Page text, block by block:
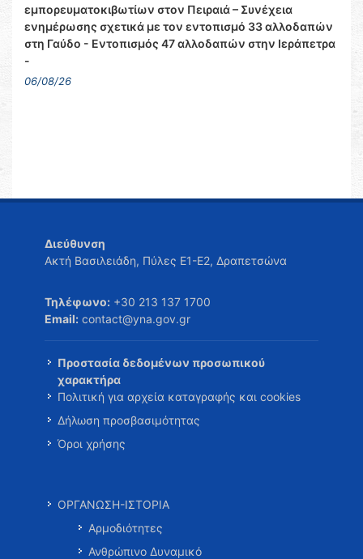
εμπορευματοκιβωτίων στον Πειραιά – Συνέχεια
ενημέρωσης σχετικά με τον εντοπισμό 33 αλλοδαπών
στη Γαύδο - Εντοπισμός 47 αλλοδαπών στην Ιεράπετρα
-
06/08/26
Διεύθυνση
Ακτή Βασιλειάδη, Πύλες Ε1-Ε2, Δραπετσώνα
Τηλέφωνο: +30 213 137 1700
Email: contact@yna.gov.gr
Προστασία δεδομένων προσωπικού
χαρακτήρα
Πολιτική για αρχεία καταγραφής και cookies
Δήλωση προσβασιμότητας
Όροι χρήσης
ΟΡΓΑΝΩΣΗ-ΙΣΤΟΡΙΑ
Αρμοδιότητες
Ανθρώπινο Δυναμικό